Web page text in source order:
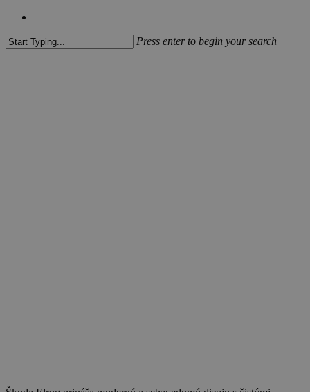
Press enter to begin your search